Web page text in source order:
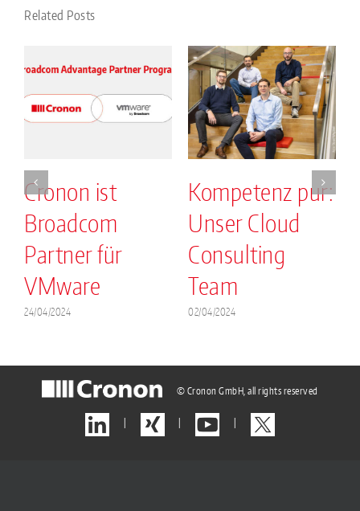
Related Posts
Cronon ist
Broadcom
Partner für
VMware
24/04/2024
Kompetenz pur:
Unser Cloud
Consulting
Team
02/04/2024
© Cronon GmbH, all rights reserved